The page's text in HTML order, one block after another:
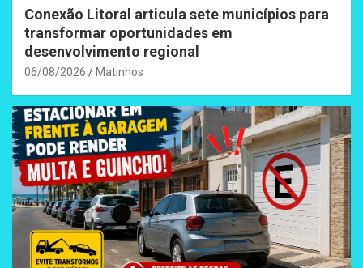
Conexão Litoral articula sete municípios para
transformar oportunidades em
desenvolvimento regional
06/08/2026 Matinhos